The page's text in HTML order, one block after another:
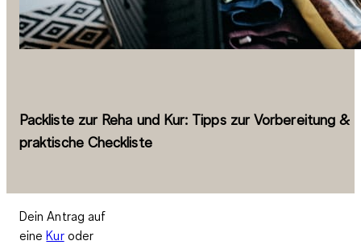
Packliste zur Reha und Kur: Tipps zur Vorbereitung &
praktische Checkliste
Dein Antrag auf
eineKuroder